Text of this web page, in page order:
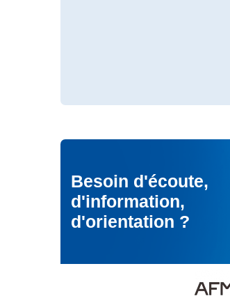
Besoin d'écoute,
d'information,
d'orientation ?